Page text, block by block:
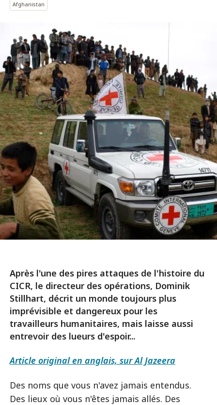
Afghanistan
Après l'une des pires attaques de l'histoire du
CICR, le directeur des opérations, Dominik
Stillhart, décrit un monde toujours plus
imprévisible et dangereux pour les
travailleurs humanitaires, mais laisse aussi
entrevoir des lueurs d'espoir...
Article original en anglais, sur Al Jazeera
Des noms que vous n'avez jamais entendus.
Des lieux où vous n'êtes jamais allés. Des